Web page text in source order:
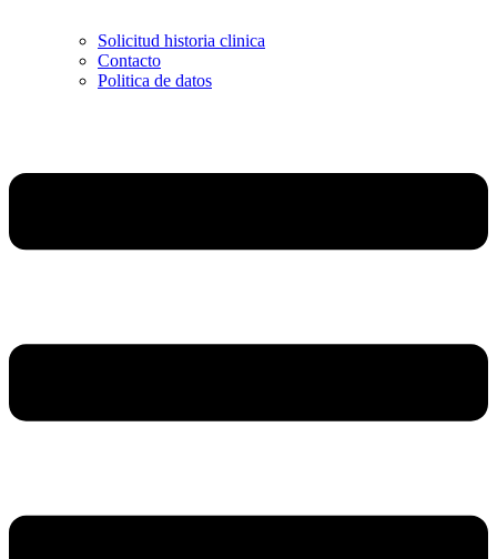
Solicitud historia clinica
Contacto
Politica de datos